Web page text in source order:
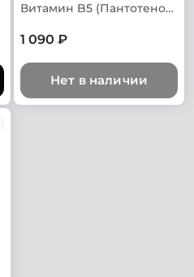
Витамин B5 (Пантотеновая кислота)
1 090 ₽
Нет в наличии